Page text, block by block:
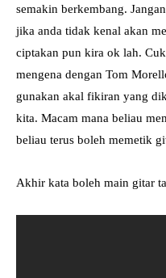
semakin berkembang.
jika anda tidak kenal akan
ciptakan pun kira ok lah.
mengena dengan Tom
gunakan akal fikiran yang
kita. Macam mana beliau
beliau terus boleh memetik
Akhir kata boleh main gitar